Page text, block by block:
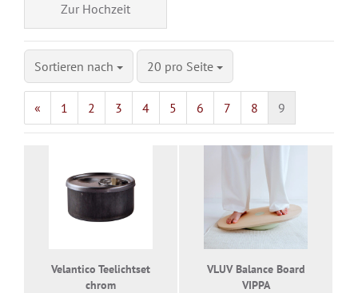
Zur Hochzeit
Sortieren nach 20 pro Seite
« 1 2 3 4 5 6 7 8 9
Velantico Teelichtset
chrom
VLUV Balance Board
VIPPA